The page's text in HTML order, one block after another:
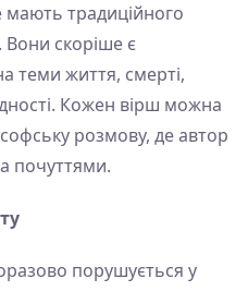
мають традиційного
Вони скоріше є
теми життя, смерті,
Кожен вірш можна
розмову, де автор
почуттями.
порушується у